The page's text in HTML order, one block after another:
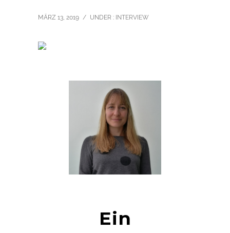
MÄRZ 13, 2019 / UNDER : INTERVIEW
Ein